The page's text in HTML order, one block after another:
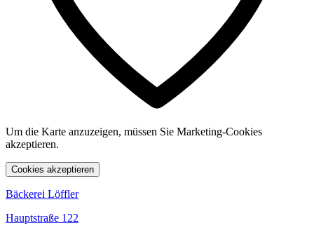
Um die Karte anzuzeigen, müssen Sie Marketing-Cookies
akzeptieren.
Cookies akzeptieren
Bäckerei Löffler
Hauptstraße 122